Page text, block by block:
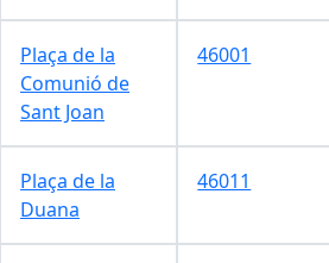
Plaça de la
Comunió de
Sant Joan
46001
Plaça de la
Duana
46011